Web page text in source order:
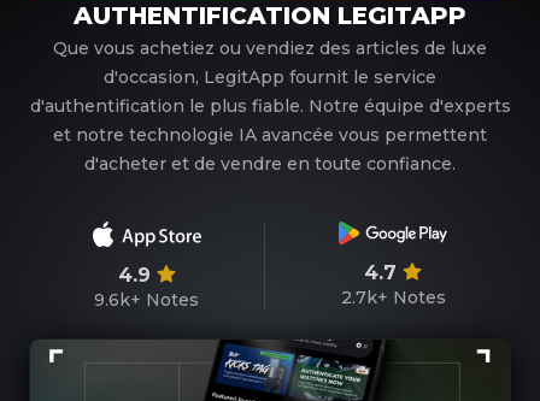
AUTHENTIFICATION LEGITAPP
Que vous achetiez ou vendiez des articles de luxe
d'occasion, LegitApp fournit le service
d'authentification le plus fiable. Notre équipe d'experts
et notre technologie IA avancée vous permettent
d'acheter et de vendre en toute confiance.
4.9
9.6k+ Notes
4.7
2.7k+ Notes